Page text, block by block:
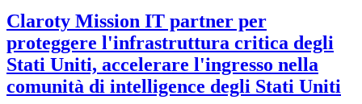
Claroty Mission IT partner per
proteggere l'infrastruttura critica degli
Stati Uniti, accelerare l'ingresso nella
comunità di intelligence degli Stati Uniti